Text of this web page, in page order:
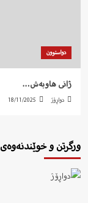
دواستوون
ژانی هاوبەش…
دواڕۆژ 18/11/2025
ورگرتن و